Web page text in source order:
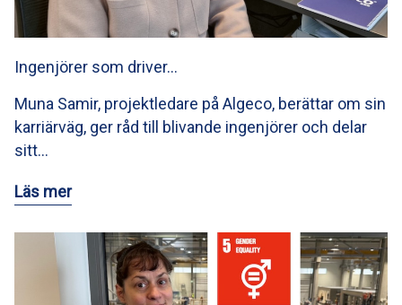
Ingenjörer som driver…
Muna Samir, projektledare på Algeco, berättar om sin
karriärväg, ger råd till blivande ingenjörer och delar
sitt…
Läs mer